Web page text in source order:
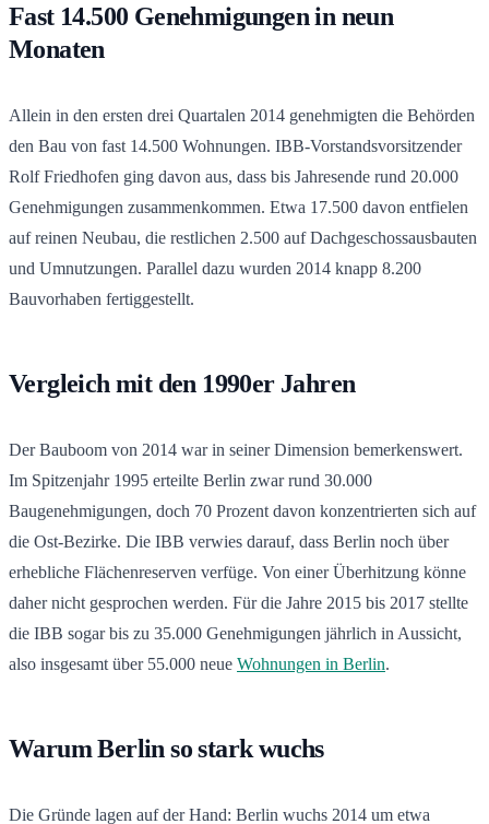
Fast 14.500 Genehmigungen in neun
Monaten
Allein in den ersten drei Quartalen 2014 genehmigten die Behörden
den Bau von fast 14.500 Wohnungen. IBB-Vorstandsvorsitzender
Rolf Friedhofen ging davon aus, dass bis Jahresende rund 20.000
Genehmigungen zusammenkommen. Etwa 17.500 davon entfielen
auf reinen Neubau, die restlichen 2.500 auf Dachgeschossausbauten
und Umnutzungen. Parallel dazu wurden 2014 knapp 8.200
Bauvorhaben fertiggestellt.
Vergleich mit den 1990er Jahren
Der Bauboom von 2014 war in seiner Dimension bemerkenswert.
Im Spitzenjahr 1995 erteilte Berlin zwar rund 30.000
Baugenehmigungen, doch 70 Prozent davon konzentrierten sich auf
die Ost-Bezirke. Die IBB verwies darauf, dass Berlin noch über
erhebliche Flächenreserven verfüge. Von einer Überhitzung könne
daher nicht gesprochen werden. Für die Jahre 2015 bis 2017 stellte
die IBB sogar bis zu 35.000 Genehmigungen jährlich in Aussicht,
also insgesamt über 55.000 neue Wohnungen in Berlin.
Warum Berlin so stark wuchs
Die Gründe lagen auf der Hand: Berlin wuchs 2014 um etwa